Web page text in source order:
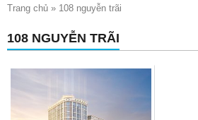
Trang chủ » 108 nguyễn trãi
108 NGUYỄN TRÃI